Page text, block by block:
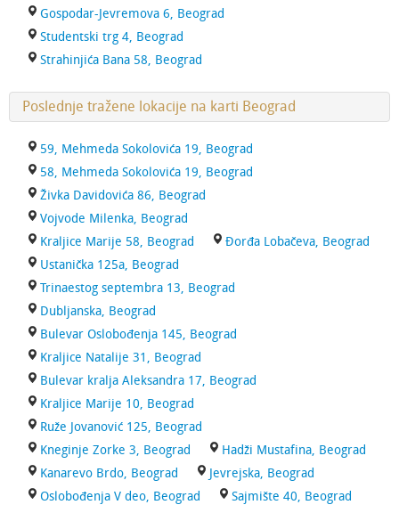
Gospodar-Jevremova 6, Beograd
Studentski trg 4, Beograd
Strahinjića Bana 58, Beograd
Poslednje tražene lokacije na karti Beograd
59, Mehmeda Sokolovića 19, Beograd
58, Mehmeda Sokolovića 19, Beograd
Živka Davidovića 86, Beograd
Vojvode Milenka, Beograd
Kraljice Marije 58, Beograd
Đorđa Lobačeva, Beograd
Ustanička 125a, Beograd
Trinaestog septembra 13, Beograd
Dubljanska, Beograd
Bulevar Oslobođenja 145, Beograd
Kraljice Natalije 31, Beograd
Bulevar kralja Aleksandra 17, Beograd
Kraljice Marije 10, Beograd
Ruže Jovanović 125, Beograd
Kneginje Zorke 3, Beograd
Hadži Mustafina, Beograd
Kanarevo Brdo, Beograd
Jevrejska, Beograd
Oslobođenja V deo, Beograd
Sajmište 40, Beograd